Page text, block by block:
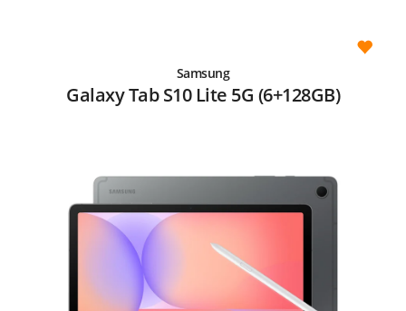
Samsung
Galaxy Tab S10 Lite 5G (6+128GB)